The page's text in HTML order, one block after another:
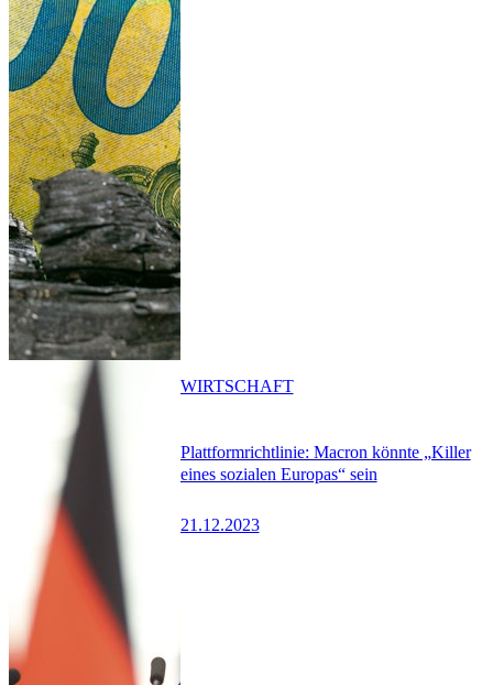
Plattformrichtlinie: Macron könnte „Killer
eines sozialen Europas“ sein
21.12.2023
WIRTSCHAFT